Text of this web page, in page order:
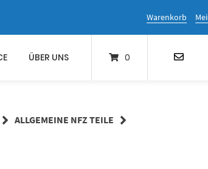
Warenkorb
ÜBER UNS 0
ALLGEMEINE NFZ TEILE